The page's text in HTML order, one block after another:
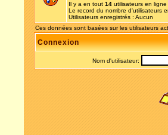
Il y a en tout 14 utilisateurs en
Le record du nombre d'utilisateurs
Utilisateurs enregistrés : Aucun
Ces données sont basées sur les utilisateurs
Connexion
Nom d'utilisateur: